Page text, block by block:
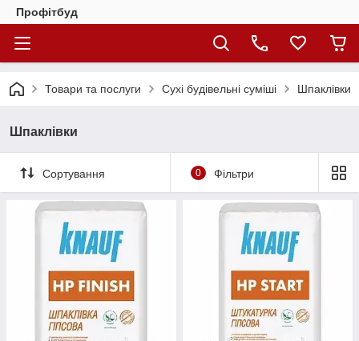
Профітбуд
Товари та послуги Сухі будівельні суміші Шпаклівки
Шпаклівки
Сортування 0 Фільтри